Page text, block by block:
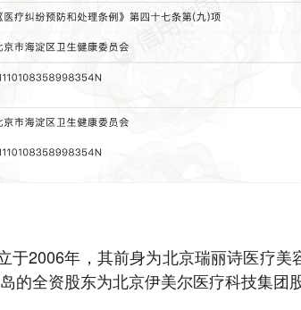
于2006年，其前身为北京瑞丽诗医疗美
的全资股东为北京伊美尔医疗科技集团